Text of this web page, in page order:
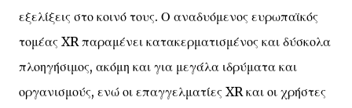
εξελίξεις στο κοινό τους. Ο αναδυόμενος ευρωπαϊκός
τομέας XR παραμένει κατακερματισμένος και δύσκολα
πλοηγήσιμος, ακόμη και για μεγάλα ιδρύματα και
οργανισμούς, ενώ οι επαγγελματίες XR και οι χρήστες